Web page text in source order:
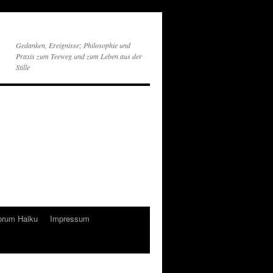
Gedanken, Ereignisse; Philosophie und
Praxis zum Teeweg und zum Leben aus der
Stille
Haiku
Impressum